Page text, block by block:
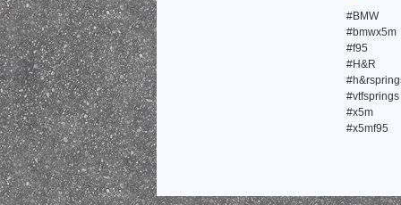
#BMW
#bmwx5m
#f95
#H&R
#vtfsprings
#x5m
#x5mf95